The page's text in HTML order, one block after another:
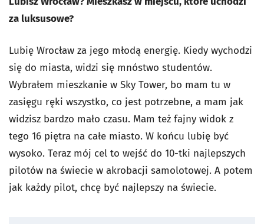
za luksusowe?
Lubię Wrocław za jego młodą energię. Kiedy wychodzi
się do miasta, widzi się mnóstwo studentów.
Wybrałem mieszkanie w Sky Tower, bo mam tu w
zasięgu ręki wszystko, co jest potrzebne, a mam jak
widzisz bardzo mało czasu. Mam też fajny widok z
tego 16 piętra na całe miasto. W końcu lubię być
wysoko. Teraz mój cel to wejść do 10-tki najlepszych
pilotów na świecie w akrobacji samolotowej. A potem
jak każdy pilot, chcę być najlepszy na świecie.